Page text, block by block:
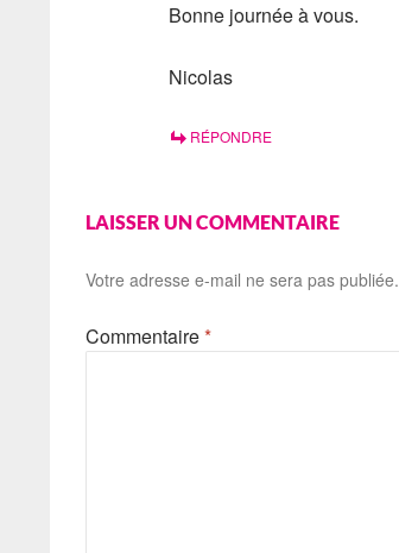
Bonne journée à vous.
Nicolas
RÉPONDRE
LAISSER UN COMMENTAIRE
Votre adresse e-mail ne sera pas publiée.
Commentaire*